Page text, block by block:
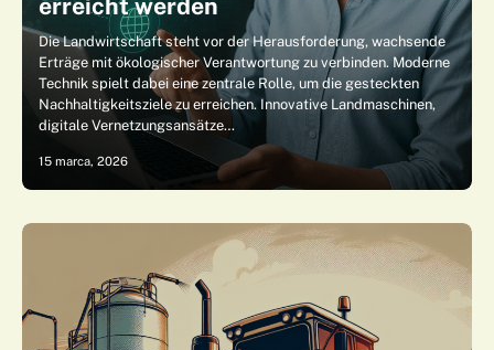
erreicht werden
Die Landwirtschaft steht vor der Herausforderung, wachsende
Erträge mit ökologischer Verantwortung zu verbinden. Moderne
Technik spielt dabei eine zentrale Rolle, um die gesteckten
Nachhaltigkeitsziele zu erreichen. Innovative Landmaschinen,
digitale Vernetzungsansätze…
15 marca, 2026